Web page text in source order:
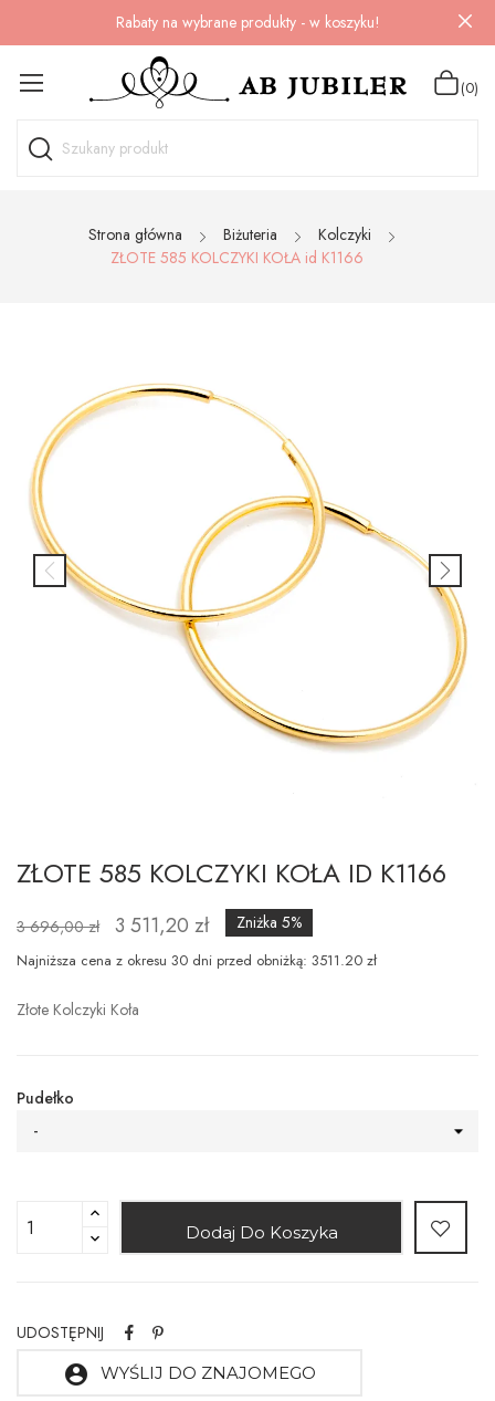
Rabaty na wybrane produkty - w koszyku!
(0)
Strona główna Biżuteria
Kolczyki
ZŁOTE 585 KOLCZYKI KOŁA id K1166
ZŁOTE 585 KOLCZYKI KOŁA ID K1166
3 696,00 zł 3 511,20 zł Zniżka 5%
Najniższa cena z okresu 30 dni przed obniżką: 3511.20 zł
Złote Kolczyki Koła
Pudełko
-
Dodaj Do Koszyka
UDOSTĘPNIJ
account_circle WYŚLIJ DO ZNAJOMEGO